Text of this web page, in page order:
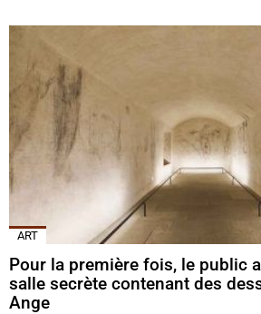
ART
Pour la première fois, le public
salle secrète contenant des
Ange